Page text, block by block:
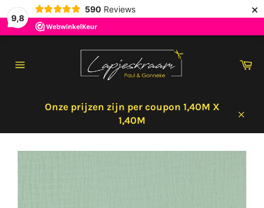
9,8
590 Reviews ×
Onze prijzen zijn per coupon 1,40M X
1,40M